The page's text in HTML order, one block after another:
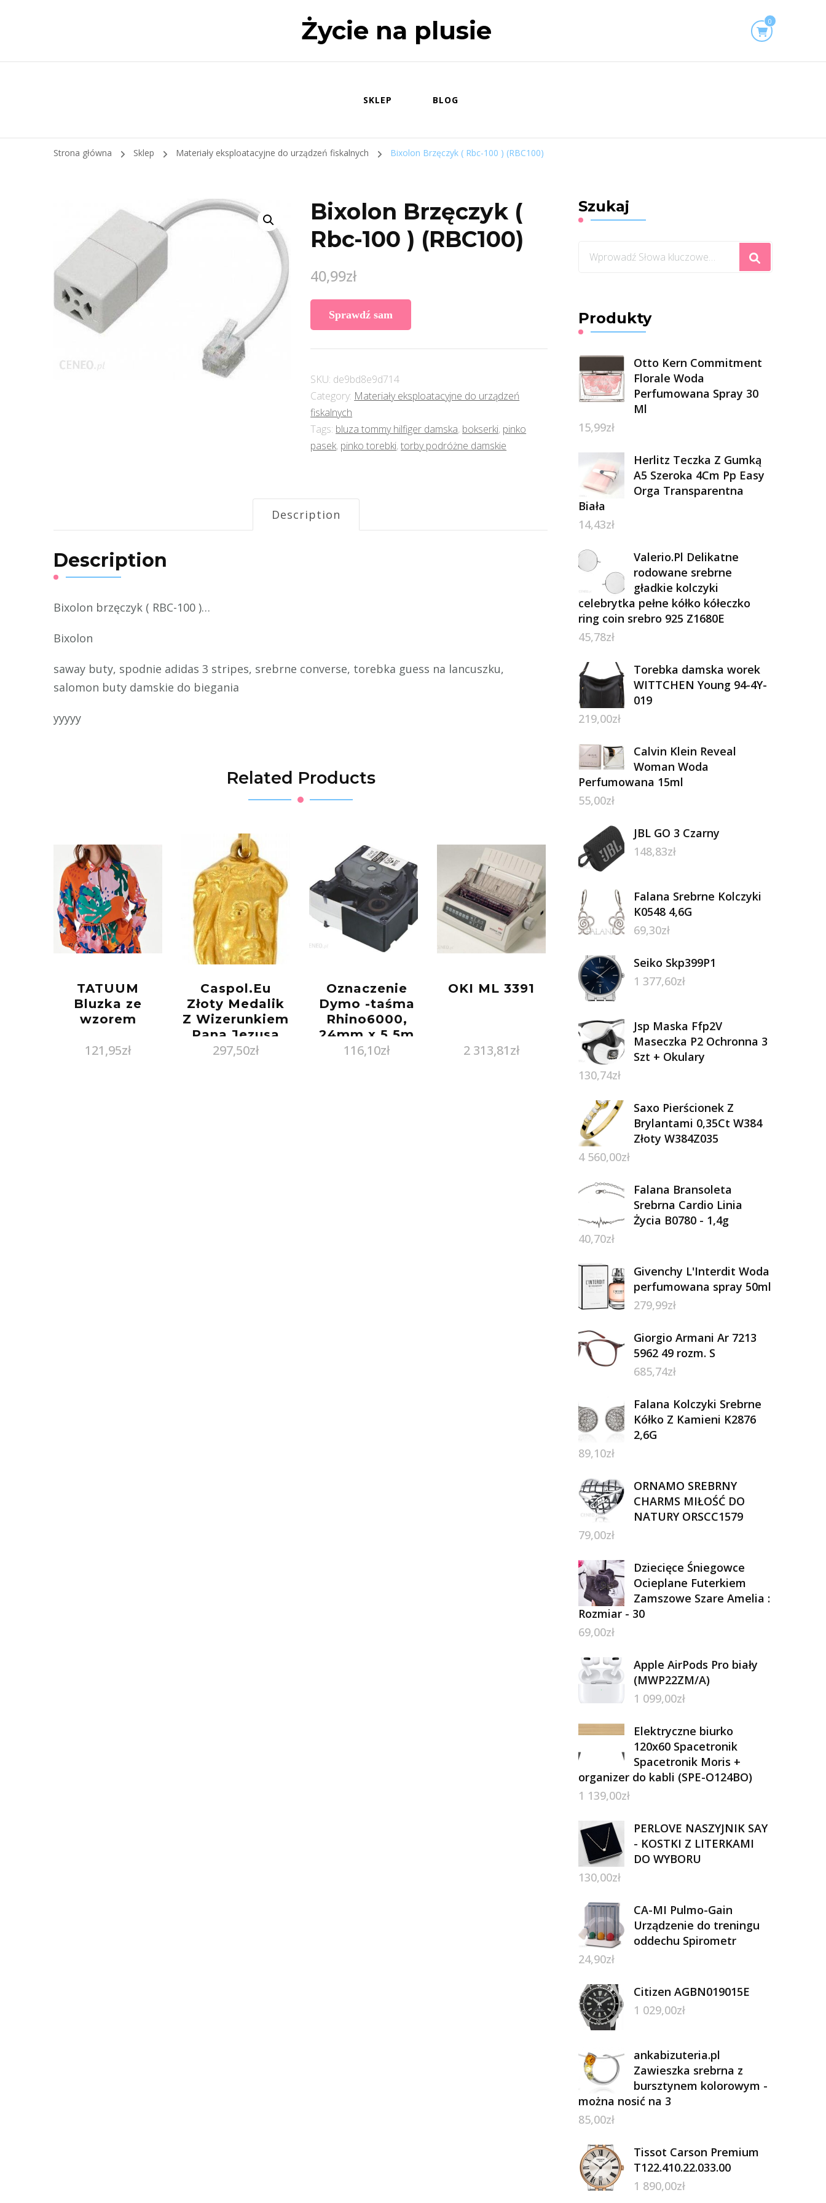
Życie na plusie 0
SKLEP BLOG
Strona główna Sklep Materiały eksploatacyjne do urządzeń fiskalnych Bixolon Brzęczyk ( Rbc-100 ) (RBC100)
Bixolon Brzęczyk (
Rbc-100 ) (RBC100)
40,99zł
Sprawdź sam
SKU: de9bd8e9d714
Category: Materiały eksploatacyjne do urządzeń
fiskalnych
Tags: bluza tommy hilfiger damska, bokserki, pinko
pasek, pinko torebki,torby podróżne damskie
Description
Description
Bixolon brzęczyk ( RBC-100 )…
Bixolon
saway buty, spodnie adidas 3 stripes, srebrne converse, torebka guess na lancuszku,
salomon buty damskie do biegania
yyyyy
Related Products
TATUUM
Bluzka ze
wzorem
121,95zł
Caspol.Eu
Złoty Medalik
Z Wizerunkiem
Pana Jezusa
Me.00068
297,50zł
Oznaczenie
Dymo -taśma
Rhino6000,
24mm x 5,5m
samolaminująca
116,10zł
OKI ML 3391
2 313,81zł
Szukaj
Szukasz
Produkty
Otto Kern Commitment
Florale Woda
Perfumowana Spray 30
Ml
15,99zł
Herlitz Teczka Z Gumką
A5 Szeroka 4Cm Pp Easy
Orga Transparentna
Biała
14,43zł
Valerio.Pl Delikatne
rodowane srebrne
gładkie kolczyki
celebrytka pełne kółko kółeczko
ring coin srebro 925 Z1680E
45,78zł
Torebka damska worek
WITTCHEN Young 94-4Y-
019
219,00zł
Calvin Klein Reveal
Woman Woda
Perfumowana 15ml
55,00zł
JBL GO 3 Czarny
148,83zł
Falana Srebrne Kolczyki
K0548 4,6G
69,30zł
Seiko Skp399P1
1 377,60zł
Jsp Maska Ffp2V
Maseczka P2 Ochronna 3
Szt + Okulary
130,74zł
Saxo Pierścionek Z
Brylantami 0,35Ct W384
Złoty W384Z035
4 560,00zł
Falana Bransoleta
Srebrna Cardio Linia
Życia B0780 - 1,4g
40,70zł
Givenchy L'Interdit Woda
perfumowana spray 50ml
279,99zł
Giorgio Armani Ar 7213
5962 49 rozm. S
685,74zł
Falana Kolczyki Srebrne
Kółko Z Kamieni K2876
2,6G
89,10zł
ORNAMO SREBRNY
CHARMS MIŁOŚĆ DO
NATURY ORSCC1579
79,00zł
Dziecięce Śniegowce
Ocieplane Futerkiem
Zamszowe Szare Amelia :
Rozmiar - 30
69,00zł
Apple AirPods Pro biały
(MWP22ZM/A)
1 099,00zł
Elektryczne biurko
120x60 Spacetronik
Spacetronik Moris +
organizer do kabli (SPE-O124BO)
1 139,00zł
PERLOVE NASZYJNIK SAY
- KOSTKI Z LITERKAMI
DO WYBORU
130,00zł
CA-MI Pulmo-Gain
Urządzenie do treningu
oddechu Spirometr
24,90zł
Citizen AGBN019015E
1 029,00zł
ankabizuteria.pl
Zawieszka srebrna z
bursztynem kolorowym -
można nosić na 3
85,00zł
Tissot Carson Premium
T122.410.22.033.00
1 890,00zł